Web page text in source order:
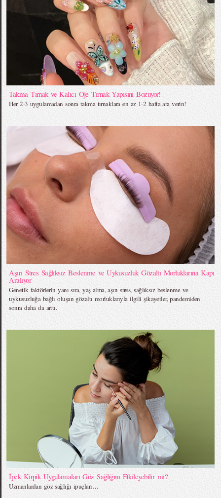
Takma Tırnak ve Kalıcı Oje Tırnak Yapısını Bozuyor!
Her 2-3 uygulamadan sonra takma tırnaklara en az 1-2 hafta ara verin!
Aşırı Stres Sağlıksız Beslenme ve Uykusuzluk Gözaltı Morluklarına Kapı
Aralıyor
Genetik faktörlerin yanı sıra, yaş alma, aşırı stres, sağlıksız beslenme ve
uykusuzluğa bağlı oluşan gözaltı morluklarıyla ilgili şikayetler, pandemiden
sonra daha da arttı.
İpek Kirpik Uygulamaları Göz Sağlığını Etkileyebilir mi?
Uzmanlardan göz sağlığı ipuçları…